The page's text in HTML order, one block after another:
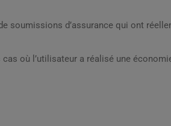
soumissions d’assurance qui ont
où l’utilisateur a réalisé une